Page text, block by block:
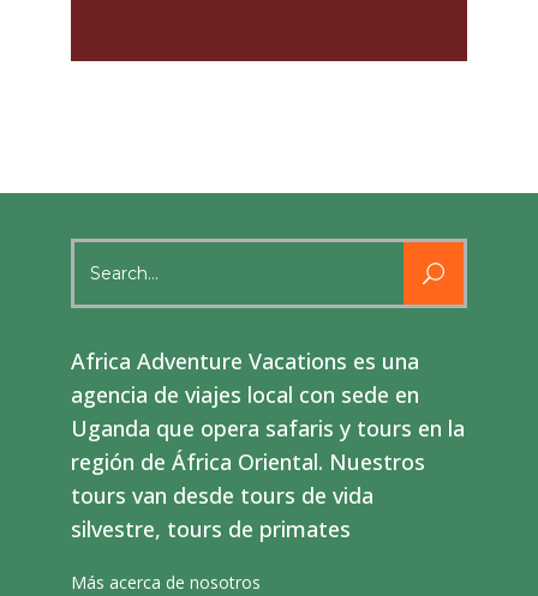
for:
Africa Adventure Vacations es una
agencia de viajes local con sede en
Uganda que opera safaris y tours en la
región de África Oriental. Nuestros
tours van desde tours de vida
silvestre, tours de primates
Más acerca de nosotros